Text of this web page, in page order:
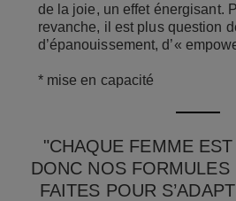
de la joie, un effet énergisant.
revanche, il est plus question
d’épanouissement, d’«
* mise en capacité
"CHAQUE FEMME
DONC NOS
FAITES POUR